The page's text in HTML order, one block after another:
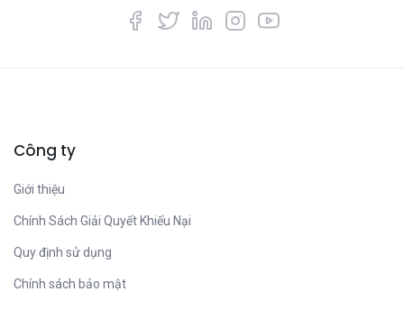
Công ty
Giới thiệu
Chính Sách Giải Quyết Khiếu Nại
Quy định sử dụng
Chính sách bảo mật